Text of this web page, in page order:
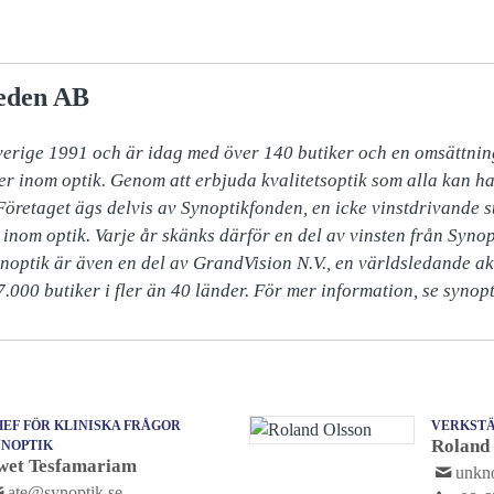
AB
1991 och är idag med över 140 butiker och en
inom optik. Genom att erbjuda kvalitetsoptik som alla kan
ägs delvis av Synoptikfonden, en icke vinstdrivande
optik. Varje år skänks därför en del av vinsten från
är även en del av GrandVision N.V., en världsledande
butiker i fler än 40 länder. För mer information, se
FÖR KLINISKA FRÅGOR
Tesfamariam
Roland